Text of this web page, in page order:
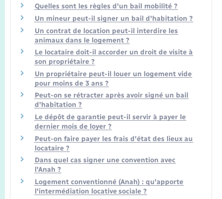
Transports
Voirie et espace public
Quelles sont les règles d'un bail mobilité ?
Un mineur peut-il signer un bail d'habitation ?
Un contrat de location peut-il interdire les
animaux dans le logement ?
Le locataire doit-il accorder un droit de visite à
son propriétaire ?
Un propriétaire peut-il louer un logement vide
pour moins de 3 ans ?
Peut-on se rétracter après avoir signé un bail
d'habitation ?
Le dépôt de garantie peut-il servir à payer le
dernier mois de loyer ?
Peut-on faire payer les frais d'état des lieux au
locataire ?
Dans quel cas signer une convention avec
l'Anah ?
Logement conventionné (Anah) : qu'apporte
l'intermédiation locative sociale ?